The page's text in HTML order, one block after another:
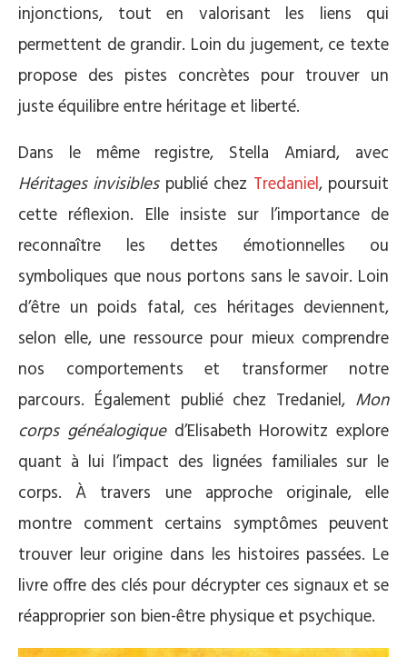
injonctions, tout en valorisant les liens qui
permettent de grandir. Loin du jugement, ce texte
propose des pistes concrètes pour trouver un
juste équilibre entre héritage et liberté.
Dans le même registre, Stella Amiard, avec
Héritages invisiblespublié chez Tredaniel, poursuit
cette réflexion. Elle insiste sur l’importance de
reconnaître les dettes émotionnelles ou
symboliques que nous portons sans le savoir. Loin
d’être un poids fatal, ces héritages deviennent,
selon elle, une ressource pour mieux comprendre
nos comportements et transformer notre
parcours. Également publié chez Tredaniel, Mon
corps généalogiqued’Elisabeth Horowitz explore
quant à lui l’impact des lignées familiales sur le
corps. À travers une approche originale, elle
montre comment certains symptômes peuvent
trouver leur origine dans les histoires passées. Le
livre offre des clés pour décrypter ces signaux et se
réapproprier son bien-être physique et psychique.